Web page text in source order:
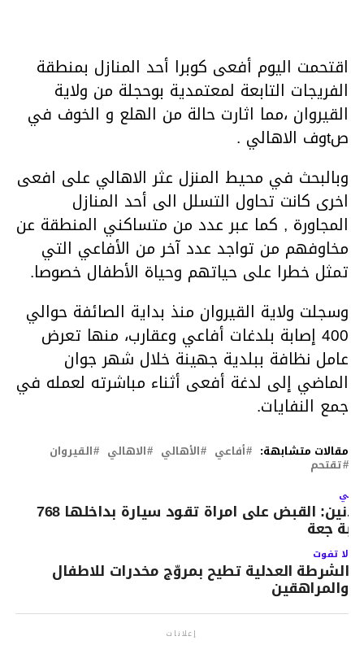
اقتحمت اليوم أفعى كوبرا أحد المنازل بمنطقة
الفريجات التابعة لمعتمدية بوحجلة من ولاية
القيروان ،مما اثارت حالة من الهلع و الخوف في
صtوف الاهالي .
وبالبحث في محيط المنزل عثر الاهالي على افعى
اخرى كانت تحاول التسلل الى أحد المنازل
المجاورة , كما عبر عدد من متساكني المنطقة عن
مخاوفهم من تواجد عدد آخر من الأفاعي التي
تمثل خطرا على حياتهم وحياة الأطفال خصوصا.
وسجلت ولاية القيروان منذ بداية الصائفة حوالي
400 إصابة بلدغات أفاعي وعقارب، منها تعرض
عامل نظافة ببلدية جهينة خلال شهر جوان
الماضي إلى لدغة أفعى أثناء مباشرته لعمله في
جمع النفايات.
مقالات متشابهة: أفاعي الأهالي الاهالي القيروان
تقتحم
مدنين: القبض على امراة تقود سيارة بداخلها 768
جعة
لا تفوت
الشرطة العدلية تطيح بمروّج مخدرات للاطفال
والمراهقين
إعلانات